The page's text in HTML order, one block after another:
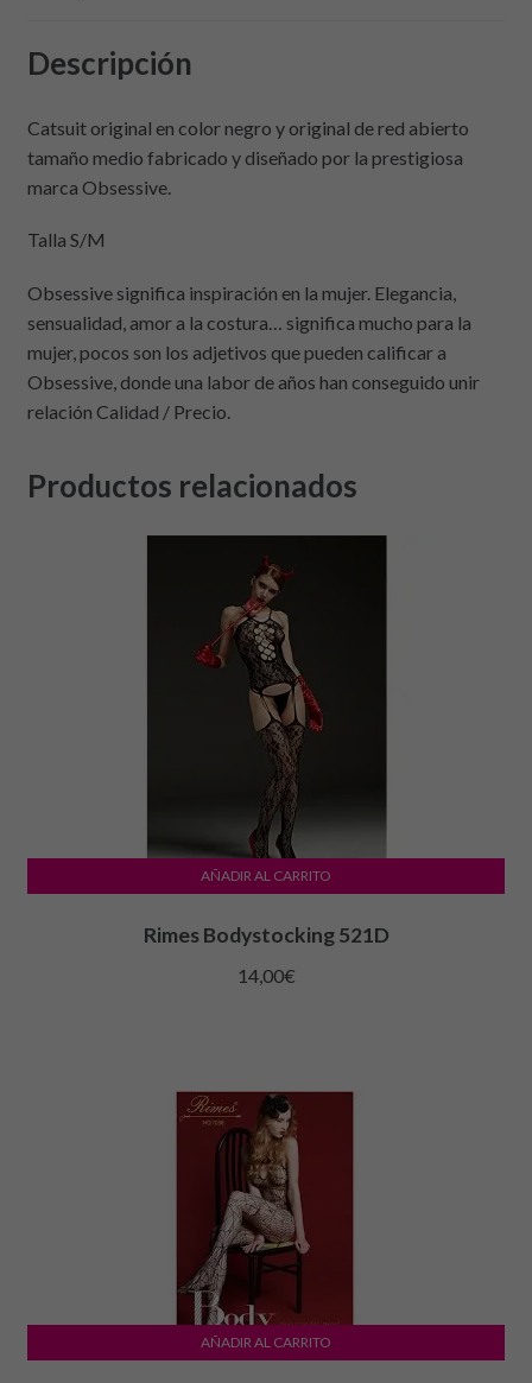
Descripción
Catsuit original en color negro y original de red abierto
tamaño medio fabricado y diseñado por la prestigiosa
marca Obsessive.
Talla S/M
Obsessive significa inspiración en la mujer. Elegancia,
sensualidad, amor a la costura… significa mucho para la
mujer, pocos son los adjetivos que pueden calificar a
Obsessive, donde una labor de años han conseguido unir
relación Calidad / Precio.
Productos relacionados
Rimes Bodystocking 521D
14,00€
AÑADIR AL CARRITO
AÑADIR AL CARRITO